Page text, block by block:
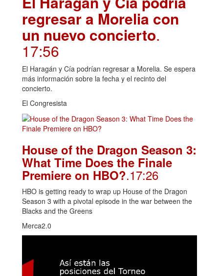
regresar a Morelia con
un nuevo concierto.
17:56
El Haragán y Cía podrían regresar a Morelia. Se espera
más información sobre la fecha y el recinto del
concierto.
El Congresista
House of the Dragon Season 3:
What Time Does the Finale
Premiere on HBO?.17:26
HBO is getting ready to wrap up House of the Dragon
Season 3 with a pivotal episode in the war between the
Blacks and the Greens
Merca2.0